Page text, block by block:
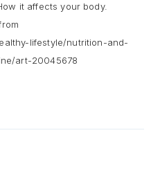
it affects your body.
lifestyle/nutrition-and-
art-20045678